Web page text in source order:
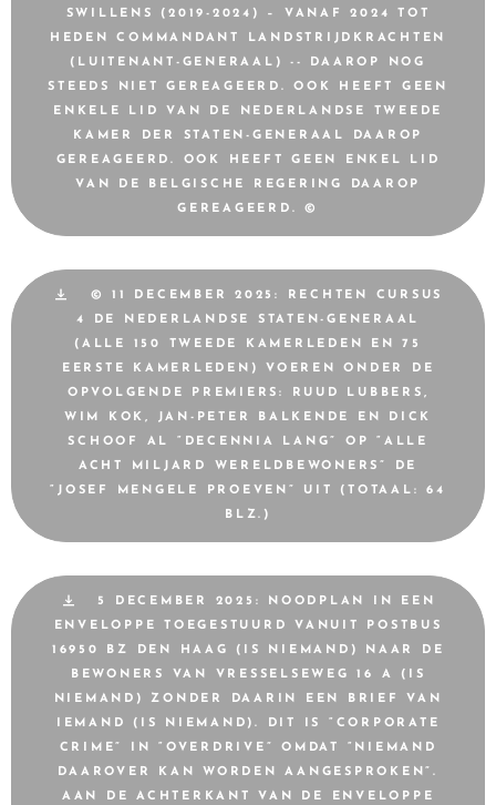
SWILLENS (2019-2024) – VANAF 2024 TOT
HEDEN COMMANDANT LANDSTRIJDKRACHTEN
(LUITENANT-GENERAAL) -- DAAROP NOG
STEEDS NIET GEREAGEERD. OOK HEEFT GEEN
ENKELE LID VAN DE NEDERLANDSE TWEEDE
KAMER DER STATEN-GENERAAL DAAROP
GEREAGEERD. OOK HEEFT GEEN ENKEL LID
VAN DE BELGISCHE REGERING DAAROP
GEREAGEERD. ©
© 11 DECEMBER 2025: RECHTEN CURSUS
4 DE NEDERLANDSE STATEN-GENERAAL
(ALLE 150 TWEEDE KAMERLEDEN EN 75
EERSTE KAMERLEDEN) VOEREN ONDER DE
OPVOLGENDE PREMIERS: RUUD LUBBERS,
WIM KOK, JAN-PETER BALKENDE EN DICK
SCHOOF AL “DECENNIA LANG” OP “ALLE
ACHT MILJARD WERELDBEWONERS” DE
“JOSEF MENGELE PROEVEN” UIT (TOTAAL: 64
BLZ.)
5 DECEMBER 2025: NOODPLAN IN EEN
ENVELOPPE TOEGESTUURD VANUIT POSTBUS
16950 BZ DEN HAAG (IS NIEMAND) NAAR DE
BEWONERS VAN VRESSELSEWEG 16 A (IS
NIEMAND) ZONDER DAARIN EEN BRIEF VAN
IEMAND (IS NIEMAND). DIT IS “CORPORATE
CRIME” IN “OVERDRIVE” OMDAT “NIEMAND
DAAROVER KAN WORDEN AANGESPROKEN”.
AAN DE ACHTERKANT VAN DE ENVELOPPE